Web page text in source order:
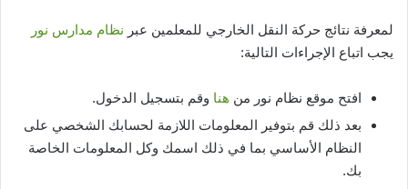
لمعرفة نتائج حركة النقل الخارجي للمعلمين عبر نظام مدارس نور
يجب اتباع الإجراءات التالية:
افتح موقع نظام نور من هنا وقم بتسجيل الدخول.
بعد ذلك قم بتوفير المعلومات اللازمة لحسابك الشخصي على
النظام الأساسي بما في ذلك اسمك وكل المعلومات الخاصة
بك.